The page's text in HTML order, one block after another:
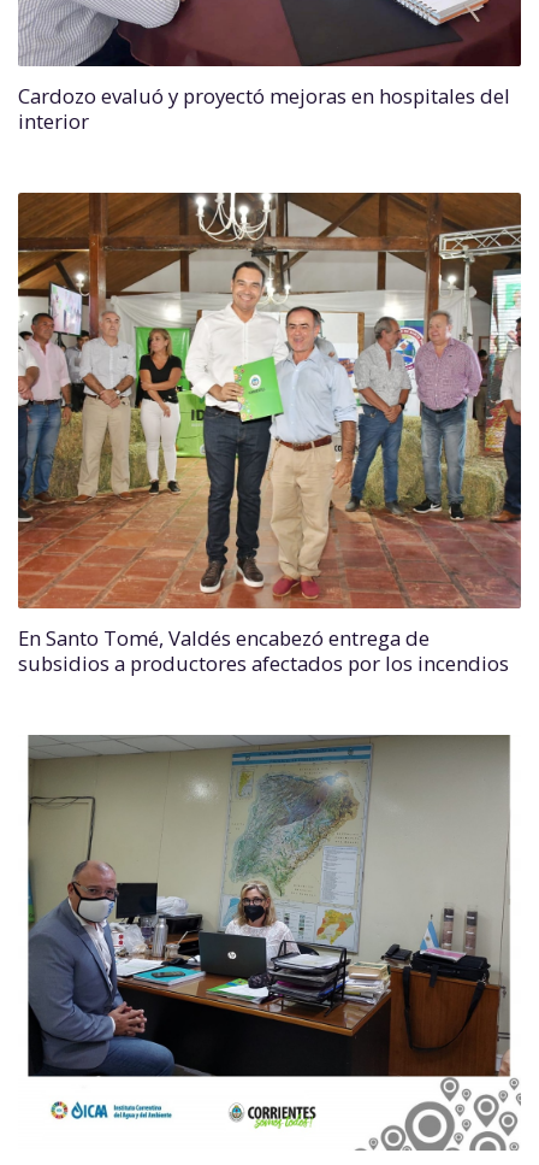
Cardozo evaluó y proyectó mejoras en hospitales del
interior
En Santo Tomé, Valdés encabezó entrega de
subsidios a productores afectados por los incendios